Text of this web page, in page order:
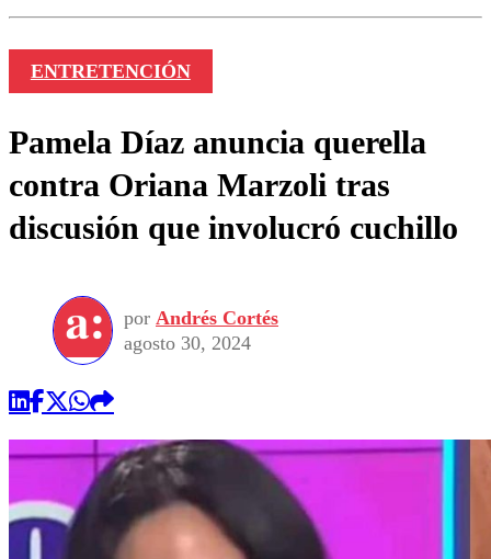
ENTRETENCIÓN
Pamela Díaz anuncia querella
contra Oriana Marzoli tras
discusión que involucró cuchillo
por Andrés Cortés
agosto 30, 2024